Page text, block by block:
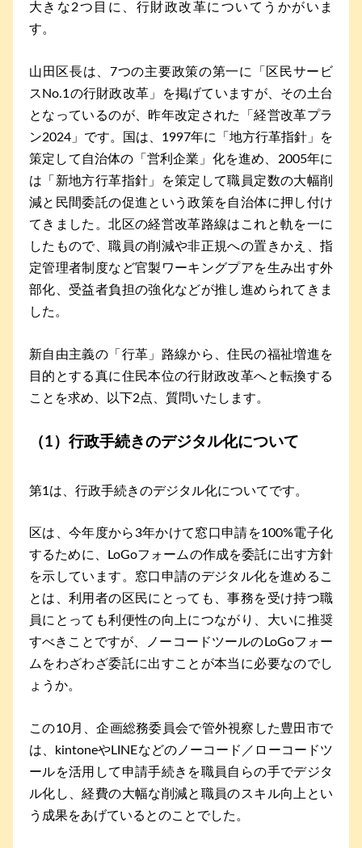
大きな2つ目に、行財政改革についてうかがいま
す。
山田区長は、7つの主要政策の第一に「区民サービ
スNo.1の行財政改革」を掲げていますが、その土台
となっているのが、昨年改定された「経営改革プラ
ン2024」です。国は、1997年に「地方行革指針」を
策定して自治体の「営利企業」化を進め、2005年に
は「新地方行革指針」を策定して職員定数の大幅削
減と民間委託の促進という政策を自治体に押し付け
てきました。北区の経営改革路線はこれと軌を一に
したもので、職員の削減や非正規への置きかえ、指
定管理者制度など官製ワーキングプアを生み出す外
部化、受益者負担の強化などが推し進められてきま
した。
新自由主義の「行革」路線から、住民の福祉増進を
目的とする真に住民本位の行財政改革へと転換する
ことを求め、以下2点、質問いたします。
（1）行政手続きのデジタル化について
第1は、行政手続きのデジタル化についてです。
区は、今年度から3年かけて窓口申請を100%電子化
するために、LoGoフォームの作成を委託に出す方針
を示しています。窓口申請のデジタル化を進めるこ
とは、利用者の区民にとっても、事務を受け持つ職
員にとっても利便性の向上につながり、大いに推奨
すべきことですが、ノーコードツールのLoGoフォー
ムをわざわざ委託に出すことが本当に必要なのでし
ょうか。
この10月、企画総務委員会で管外視察した豊田市で
は、kintoneやLINEなどのノーコード／ローコードツ
ールを活用して申請手続きを職員自らの手でデジタ
ル化し、経費の大幅な削減と職員のスキル向上とい
う成果をあげているとのことでした。